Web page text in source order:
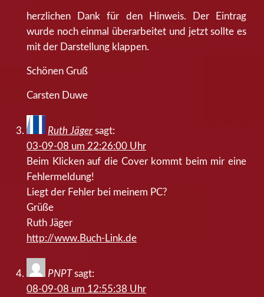
herzlichen Dank für den Hinweis. Der Eintrag
wurde noch einmal überarbeitet und jetzt sollte es
mit der Darstellung klappen.
Schönen Gruß
Carsten Duwe
Ruth Jäger sagt:
03-09-08 um 22:26:00 Uhr
Beim Klicken auf die Cover kommt beim mir eine
Fehlermeldung!
Liegt der Fehler bei meinem PC?
Grüße
Ruth Jäger
http://www.Buch-Link.de
PNPT sagt:
08-09-08 um 12:55:38 Uhr